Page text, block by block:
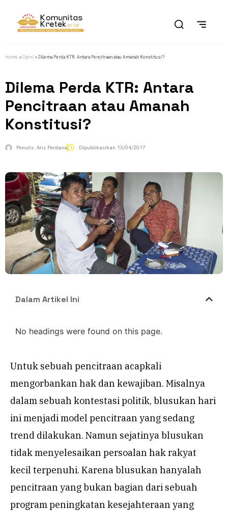
Home »Opini » Dilema Perda KTR: Antara Pencitraan atau Amanah Konstitusi?
Dilema Perda KTR: Antara
Pencitraan atau Amanah
Konstitusi?
Penulis: Aris Perdana Dipublikasikan 13/04/2017
Dalam Artikel Ini
No headings were found on this page.
Untuk sebuah pencitraan acapkali
mengorbankan hak dan kewajiban. Misalnya
dalam sebuah kontestasi politik, blusukan hari
ini menjadi model pencitraan yang sedang
trend dilakukan. Namun sejatinya blusukan
tidak menyelesaikan persoalan hak rakyat
kecil terpenuhi. Karena blusukan hanyalah
pencitraan yang bukan bagian dari sebuah
program peningkatan kesejahteraan yang